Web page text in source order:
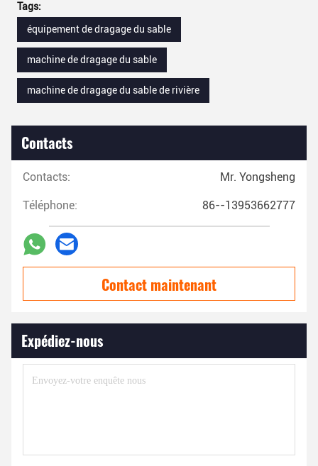
Tags:
équipement de dragage du sable
machine de dragage du sable
machine de dragage du sable de rivière
Contacts
Contacts: Mr. Yongsheng
Téléphone: 86--13953662777
Contact maintenant
Expédiez-nous